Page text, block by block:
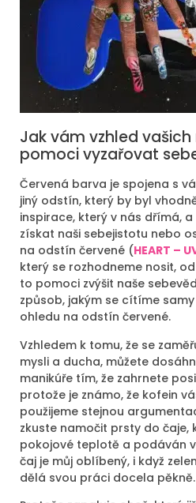
Jak vám vzhled
pomoci vyzařovat
Červená barva je spojena s
jiný odstín, který by byl
inspirace, který v nás dřímá,
získat naši sebejistotu nebo
na odstín červené (HEART –
který se rozhodneme nosit,
to pomoci zvýšit naše
způsob, jakým se cítíme
ohledu na odstín červené.
Vzhledem k tomu, že se
mysli a ducha, můžete
manikúře tím, že zahrnete
protože je známo, že kofein
použijeme stejnou
zkuste namočit prsty do čaje,
pokojové teplotě a podáván
čaj je můj oblíbený, i když
dělá svou práci docela pěkně.